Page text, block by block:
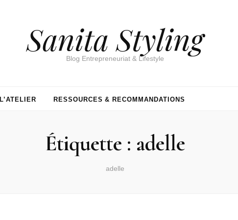
Sanita Styling
Blog Entrepreneuriat & Lifestyle
L’ATELIER RESSOURCES & RECOMMANDATIONS
Étiquette : adelle
adelle